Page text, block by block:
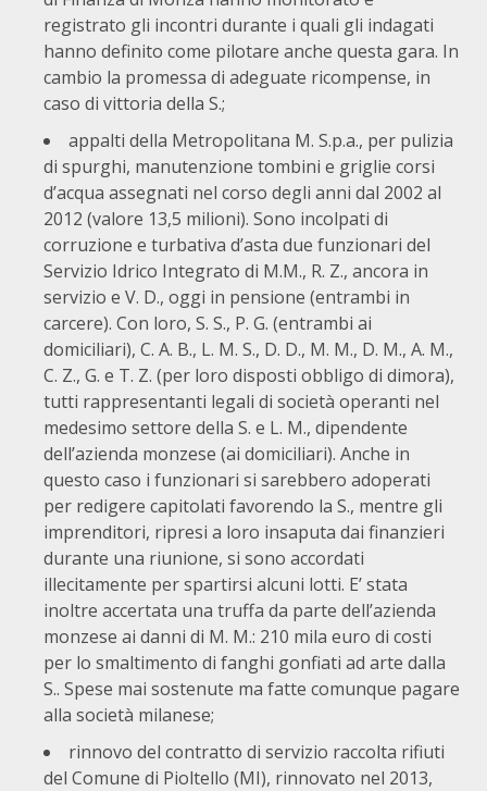
registrato gli incontri durante i quali gli indagati
hanno definito come pilotare anche questa gara. In
cambio la promessa di adeguate ricompense, in
caso di vittoria della S.;
appalti della Metropolitana M. S.p.a., per pulizia
di spurghi, manutenzione tombini e griglie corsi
d’acqua assegnati nel corso degli anni dal 2002 al
2012 (valore 13,5 milioni). Sono incolpati di
corruzione e turbativa d’asta due funzionari del
Servizio Idrico Integrato di M.M., R. Z., ancora in
servizio e V. D., oggi in pensione (entrambi in
carcere). Con loro, S. S., P. G. (entrambi ai
domiciliari), C. A. B., L. M. S., D. D., M. M., D. M., A. M.,
C. Z., G. e T. Z. (per loro disposti obbligo di dimora),
tutti rappresentanti legali di società operanti nel
medesimo settore della S. e L. M., dipendente
dell’azienda monzese (ai domiciliari). Anche in
questo caso i funzionari si sarebbero adoperati
per redigere capitolati favorendo la S., mentre gli
imprenditori, ripresi a loro insaputa dai finanzieri
durante una riunione, si sono accordati
illecitamente per spartirsi alcuni lotti. E’ stata
inoltre accertata una truffa da parte dell’azienda
monzese ai danni di M. M.: 210 mila euro di costi
per lo smaltimento di fanghi gonfiati ad arte dalla
S.. Spese mai sostenute ma fatte comunque pagare
alla società milanese;
rinnovo del contratto di servizio raccolta rifiuti
del Comune di Pioltello (MI), rinnovato nel 2013,